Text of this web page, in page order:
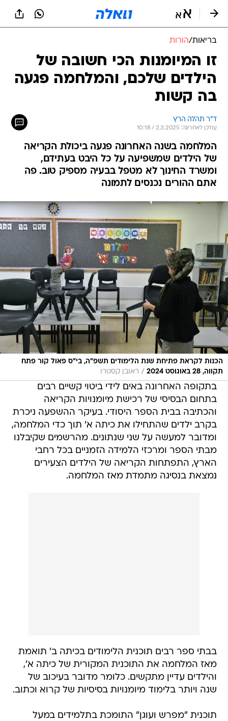
בריאות/הורות
זו המיומנות הכי חשובה של
הילדים שלכם, והמלחמה פגעה
בה קשות
ד״ר תהלה הרץ
עודכן לאחרונה: 2.3.2025 / 10:18
המלחמה בשנה האחרונה פגעה ביכולת הקריאה
של הילדים שמשפיעה על כל היבט בעתידם,
ומשרד החינוך לא מטפל בבעיה מספיק טוב. פה
אתם ההורים נכנסים לתמונה
הכנות לקראת פתיחת שנת הלימודים תשפ"ה, בי"ס פאול קור פתח
תקווה, 28 באוגוסט 2024
/ ראובן קסטרו
בתקופה האחרונה באים לידי ביטוי קשיים רבים
בתחום הבסיסי של רכישת מיומנויות הקריאה
והכתיבה בבית הספר היסודי. בעיקר ההשפעה ניכרת
בקרב ילדים שהתחילו את כיתה א' תוך כדי המלחמה,
ומדובר למעשה על שני שנתונים. מהרשמים שקיבלנו
מבתי הספר ומרכזי הלמידה הזמניים בכל רחבי
הארץ, התפתחות הקריאה של הילדים הצעירים
נמצאת בנסיגה מתמדת מאז המלחמה.
בבתי ספר רבים תוכנית הלימודים בכיתה ב' תואמת
מאז המלחמה את התוכנית המקורית של כיתה א',
והילדים עדיין מתקשים. כלומר מדובר בעיכוב של
שנה ויותר בלימוד מיומנויות בסיסיות של קרוא וכתוב.
תוכנית "מפרש ועוגן" התומכת בתלמידים במעל